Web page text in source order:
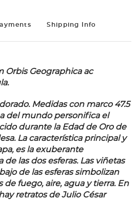
Shipping Info
Orbis Geographica ac
Medidas con marco 47.5
del mundo personifica el
durante la Edad de Oro de
La característica principal y
es la exuberante
las dos esferas. Las viñetas
de las esferas simbolizan
fuego, aire, agua y tierra. En
retratos de Julio César